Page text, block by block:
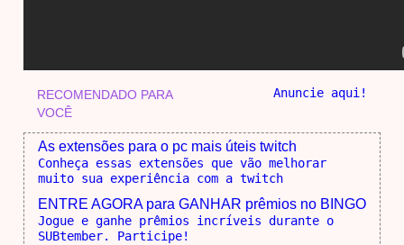
RECOMENDADO PARA
VOCÊ
Anuncie aqui!
As extensões para o pc mais úteis twitch
Conheça essas extensões que vão melhorar
muito sua experiência com a twitch
ENTRE AGORA para GANHAR prêmios no BINGO
Jogue e ganhe prêmios incríveis durante o
SUBtember. Participe!